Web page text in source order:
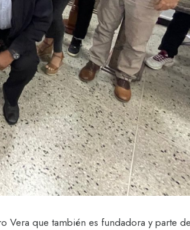
que también es fundadora y parte de